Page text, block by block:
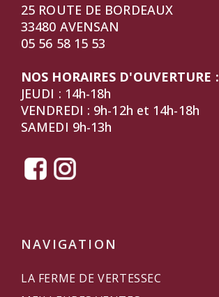
25 ROUTE DE BORDEAUX
33480 AVENSAN
05 56 58 15 53
NOS HORAIRES D'OUVERTURE :
JEUDI : 14h-18h
VENDREDI : 9h-12h et 14h-18h
SAMEDI 9h-13h
NAVIGATION
LA FERME DE VERTESSEC